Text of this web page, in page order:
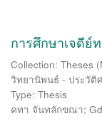
การศึกษาเจดี
Collection: Theses
วิทยานิพนธ์ - ประวัติ
Type: Thesis
คทา จันทลักขณา;